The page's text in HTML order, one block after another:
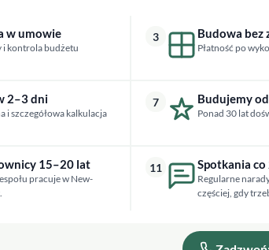
w umowie
i kontrola budżetu
3 Budowa bez
Płatność po
2–3 dni
i szczegółowa kalkulacja
7 Budujemy
Ponad 30 lat
15–20 lat
pracuje w New-
11 Spotkania
Regularne
częściej, gdy